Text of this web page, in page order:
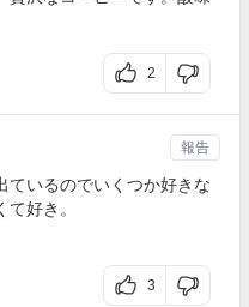
2
ているのでいくつか好きな
好き。
3
報告